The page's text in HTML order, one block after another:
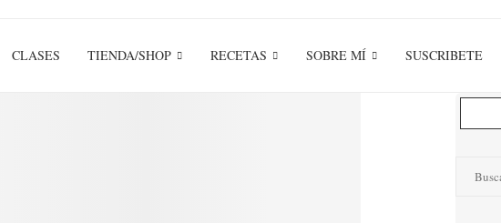
CLASES TIENDA/SHOP RECETAS SOBRE MÍ SUSCRIBETE